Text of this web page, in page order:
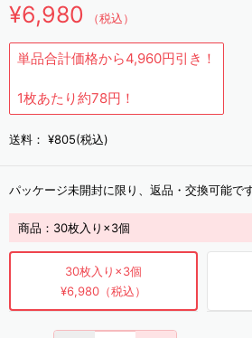
¥6,980 （税込）
単品合計価格から4,960円引き！
1枚あたり約78円！
送料： ¥805(税込)
パッケージ未開封に限り、返品・交換可能です
商品： 30枚入り×3個
30枚入り×3個
¥6,980（税込）